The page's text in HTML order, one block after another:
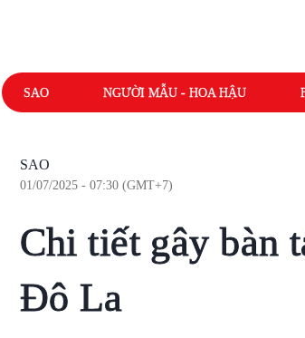
SAO NGƯỜI MẪU - HOA HẬU
SAO
01/07/2025 - 07:30 (GMT+7)
Chi tiết gây bàn
Đô La